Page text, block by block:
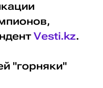
Vesti.kz.
"горняки"